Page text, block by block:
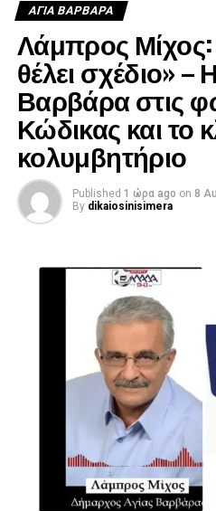
ΑΓΙΑ ΒΑΡΒΑΡΑ
Λάμπρος
θέλει σχέδιο» –
Βαρβάρα στις
Κώδικας και το
κολυμβητήριο
Published 1 ώρα ago on 8
By dikaiosinisimera